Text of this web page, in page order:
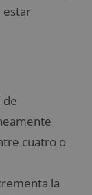
estar
de
cuatro o
la